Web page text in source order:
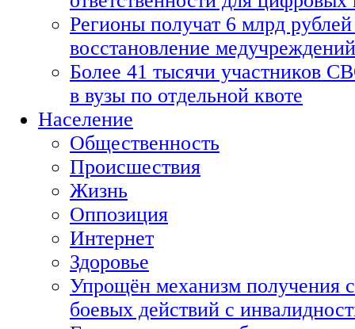
Регионы получат 6 млрд рублей
восстановление медучреждений
Более 41 тысячи участников
в вузы по отдельной квоте
Население
Общественность
Происшествия
Жизнь
Оппозиция
Интернет
Здоровье
Упрощён механизм получения
боевых действий с